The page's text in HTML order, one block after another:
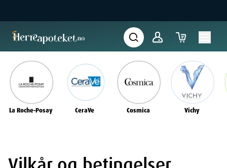
La Roche-Posay CeraVe Cosmica Vichy